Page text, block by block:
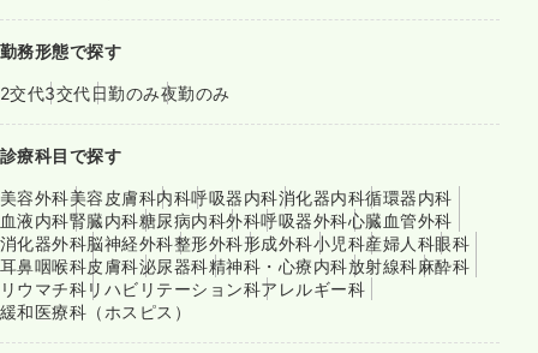
勤務形態で探す
2交代3交代日勤のみ夜勤のみ
診療科目で探す
美容外科美容皮膚科内科呼吸器内科消化器内科循環器内科
血液内科腎臓内科糖尿病内科外科呼吸器外科心臓血管外科
消化器外科脳神経外科整形外科形成外科小児科産婦人科眼科
耳鼻咽喉科皮膚科泌尿器科精神科・心療内科放射線科麻酔科
リウマチ科リハビリテーション科アレルギー科
緩和医療科（ホスピス）